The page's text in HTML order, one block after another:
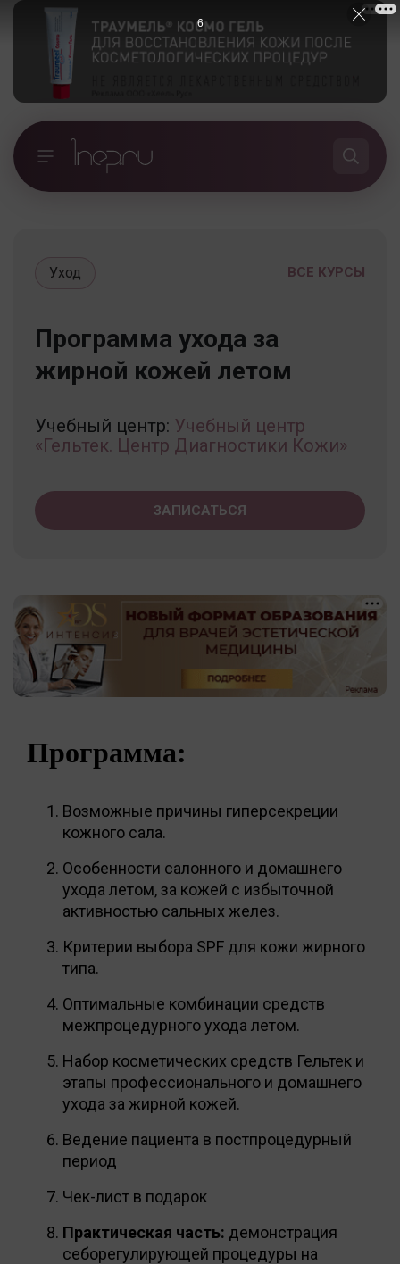
ВСЕ КУРСЫ
Уход
Программа ухода за
жирной кожей летом
Учебный центр: Учебный центр
«Гельтек. Центр Диагностики Кожи»
ЗАПИСАТЬСЯ
Программа:
Возможные причины гиперсекреции
кожного сала.
Особенности салонного и домашнего
ухода летом, за кожей с избыточной
активностью сальных желез.
Критерии выбора SPF для кожи жирного
типа.
Оптимальные комбинации средств
межпроцедурного ухода летом.
Набор косметических средств Гельтек и
этапы профессионального и домашнего
ухода за жирной кожей.
Ведение пациента в постпроцедурный
период
Чек-лист в подарок
Практическая часть: демонстрация
себорегулирующей процедуры на
5